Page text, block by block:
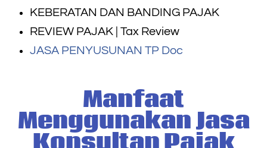
KEBERATAN DAN BANDING PAJAK
REVIEW PAJAK | Tax Review
JASA PENYUSUNAN TP Doc
Manfaat
Menggunakan Jasa